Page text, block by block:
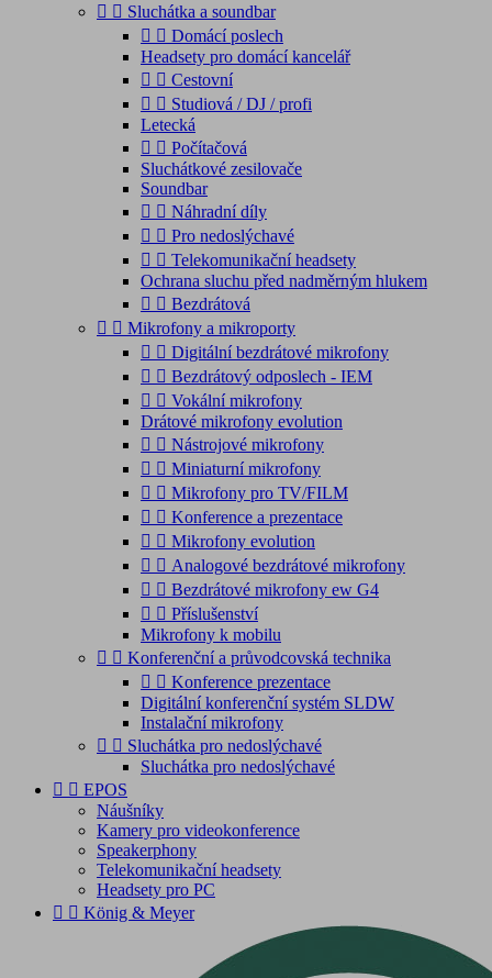
  Sluchátka a soundbar
  Domácí poslech
Headsety pro domácí kancelář
  Cestovní
  Studiová / DJ / profi
Letecká
  Počítačová
Sluchátkové zesilovače
Soundbar
  Náhradní díly
  Pro nedoslýchavé
  Telekomunikační headsety
Ochrana sluchu před nadměrným hlukem
  Bezdrátová
  Mikrofony a mikroporty
  Digitální bezdrátové mikrofony
  Bezdrátový odposlech - IEM
  Vokální mikrofony
Drátové mikrofony evolution
  Nástrojové mikrofony
  Miniaturní mikrofony
  Mikrofony pro TV/FILM
  Konference a prezentace
  Mikrofony evolution
  Analogové bezdrátové mikrofony
  Bezdrátové mikrofony ew G4
  Příslušenství
Mikrofony k mobilu
  Konferenční a průvodcovská technika
  Konference prezentace
Digitální konferenční systém SLDW
Instalační mikrofony
  Sluchátka pro nedoslýchavé
Sluchátka pro nedoslýchavé
  EPOS
Náušníky
Kamery pro videokonference
Speakerphony
Telekomunikační headsety
Headsety pro PC
  König & Meyer